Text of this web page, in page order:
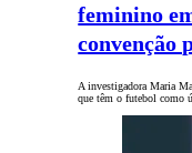
feminino
convenção
A investigadora Maria
que têm o futebol como